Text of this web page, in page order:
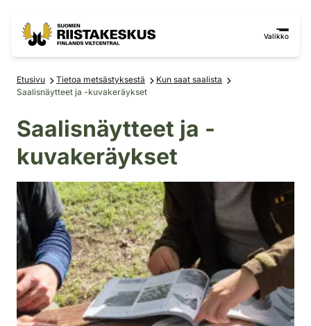
Valikko
Etusivu Tietoa metsästyksestä
Kun saat saalista
Saalisnäytteet ja -kuvakeräykset
Saalisnäytteet ja -
kuvakeräykset